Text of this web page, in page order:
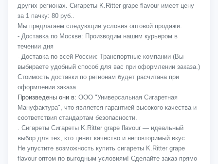
других регионах. Сигареты K.Ritter grape flavour имеет цену
за 1 пачку: 80 руб..
Мы предлагаем следующие условия оптовой продажи:
- Доставка по Москве: Производим нашим курьером в
течении дня
- Доставка по всей России: Транспортные компании (Вы
выбираете удобный способ для вас при оформлении заказа.)
Стоимость доставки по регионам будет расчитана при
оформлении заказа
Произведены они в: ООО "Универсальная Сигаретная
Мануфактура", что является гарантией высокого качества и
соответствия стандартам безопасности.
. Сигареты Сигареты K.Ritter grape flavour — идеальный
выбор для тех, кто ценит качество и неповторимый вкус.
Не упустите возможность купить сигареты K.Ritter grape
flavour оптом по выгодным условиям! Сделайте заказ прямо